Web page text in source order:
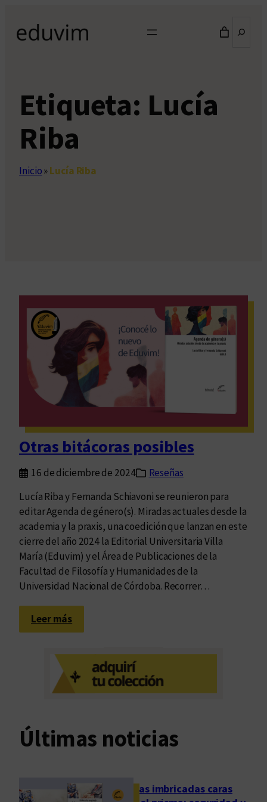
contenido
Etiqueta: Lucía
Riba
Inicio»Lucía Riba
Otras bitácoras posibles
16 de diciembre de 2024
Reseñas
Lucía Riba y Fernanda Schiavoni se reunieron para
editar Agenda de género(s). Miradas actuales desde la
academia y la praxis, una coedición que lanzan en este
cierre del año 2024 la Editorial Universitaria Villa
María (Eduvim) y el Área de Publicaciones de la
Facultad de Filosofía y Humanidades de la
Universidad Nacional de Córdoba. Recorrer…
Leer más:
O
a
s
t
o
r
Últimas noticias
Las imbricadas caras